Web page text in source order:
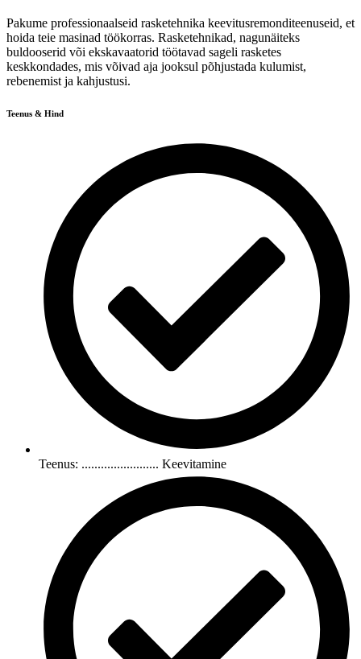
Pakume professionaalseid rasketehnika keevitusremonditeenuseid, et
hoida teie masinad töökorras. Rasketehnikad, nagunäiteks
buldooserid või ekskavaatorid töötavad sageli rasketes
keskkondades, mis võivad aja jooksul põhjustada kulumist,
rebenemist ja kahjustusi.
Teenus & Hind
Teenus: ........................ Keevitamine